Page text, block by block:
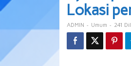
Lokasi
ADMIN - Umum - 241